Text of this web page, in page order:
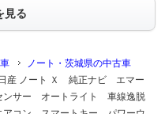
見る
ノート・茨城県の中古車
日産 ノート Ｘ 純正ナビ エマー
ンサー オートライト 車線逸脱